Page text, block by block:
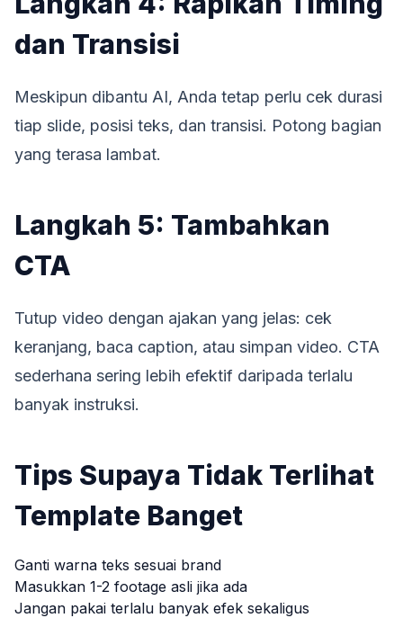
dan Transisi
Meskipun dibantu AI, Anda tetap perlu cek durasi
tiap slide, posisi teks, dan transisi. Potong bagian
yang terasa lambat.
Langkah 5: Tambahkan
CTA
Tutup video dengan ajakan yang jelas: cek
keranjang, baca caption, atau simpan video. CTA
sederhana sering lebih efektif daripada terlalu
banyak instruksi.
Tips Supaya Tidak Terlihat
Template Banget
Ganti warna teks sesuai brand
Masukkan 1-2 footage asli jika ada
Jangan pakai terlalu banyak efek sekaligus